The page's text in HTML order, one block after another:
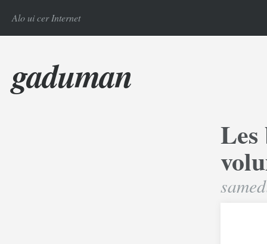
Alo ui cer Internet
gaduman
Les